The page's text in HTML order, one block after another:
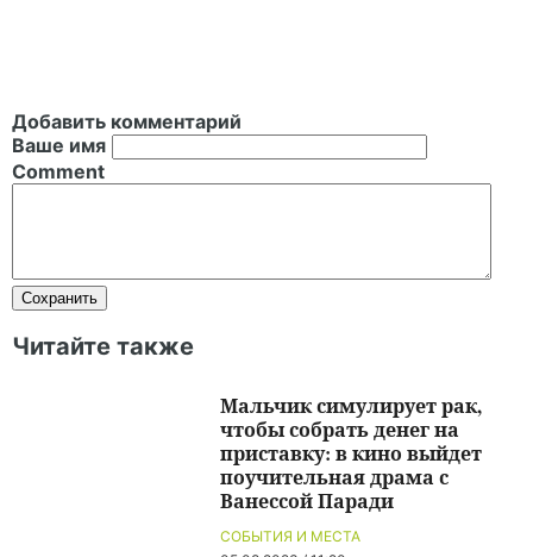
Добавить комментарий
Ваше имя
Comment
Читайте также
СОБЫТИЯ И МЕСТА
Мальчик симулирует рак,
чтобы собрать денег на
приставку: в кино выйдет
поучительная драма с
Ванессой Паради